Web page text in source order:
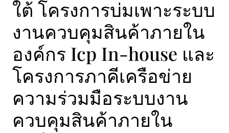
ใต้ โครงการบ่มเพาะระบบ
งานควบคุมสินค้าภายใน
องค์กร Icp In-house และ
โครงการภาคีเครือข่าย
ความร่วมมือระบบงาน
ควบคุมสินค้าภายใน